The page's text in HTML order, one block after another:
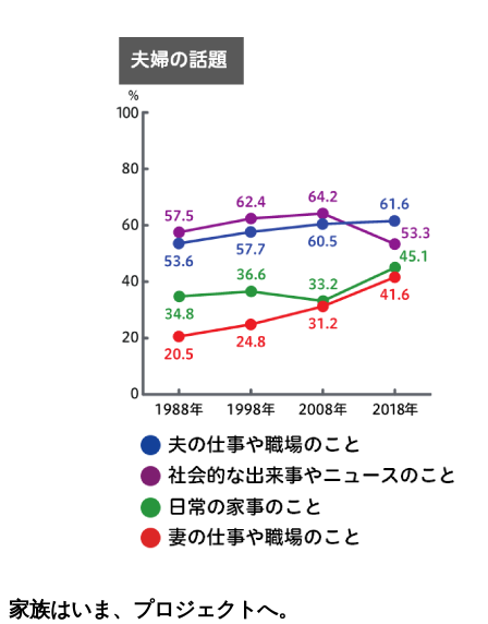
家族はいま、プロジェクトへ。